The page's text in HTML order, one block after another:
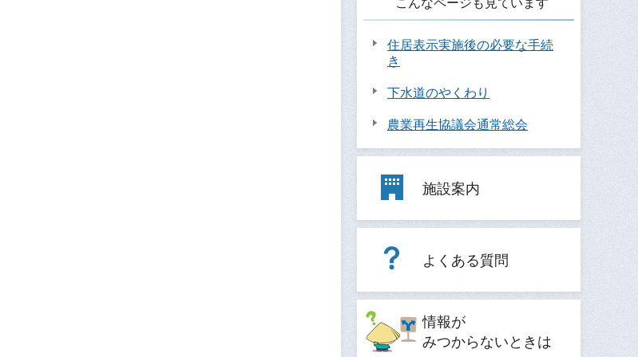
住居表示実施後の必要な手続
き
下水道のやくわり
農業再生協議会通常総会
施設案内
よくある質問
情報が
みつからないときは